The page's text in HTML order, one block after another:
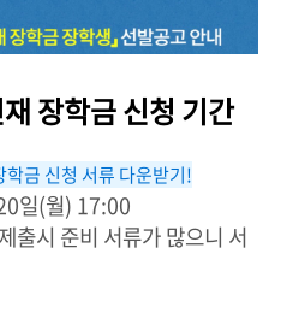
장학금 신청 기간
금 신청 서류 다운받기!
일(월) 17:00
출시 준비 서류가 많으니 서